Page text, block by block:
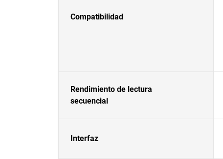
Compatibilidad
Rendimiento de lectura
secuencial
Interfaz